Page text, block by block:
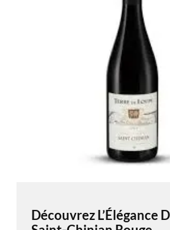
Découvrez L’Élégance